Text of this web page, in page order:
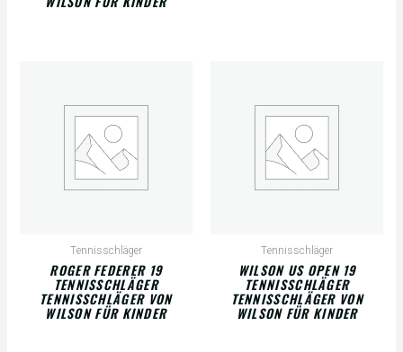
Tennisschläger
ROGER FEDERER 19
TENNISSCHLÄGER
TENNISSCHLÄGER VON
WILSON FÜR KINDER
Tennisschläger
WILSON US OPEN 19
TENNISSCHLÄGER
TENNISSCHLÄGER VON
WILSON FÜR KINDER